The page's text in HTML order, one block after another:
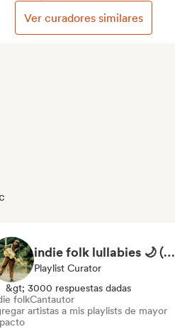
Ver curadores similares
indie folk lullabies 🌙 (by okay alright)
Playlist Curator
&gt; 3000 respuestas dadas
folkCantautor
artistas a mis playlists de mayor